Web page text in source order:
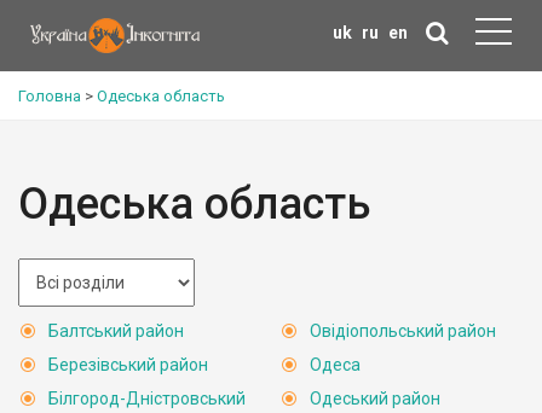
uk ru en
Головна > Одеська область
Одеська область
Балтський район
Березівський район
Білгород-Дністровський
Овідіопольський район
Одеса
Одеський район